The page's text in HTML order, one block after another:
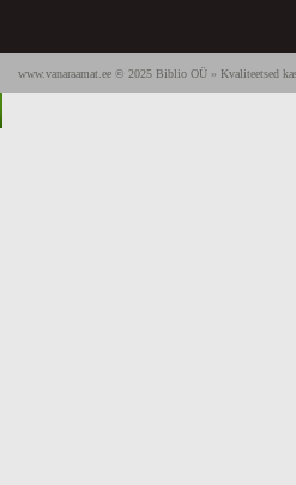
www.vanaraamat.ee © 2025 Biblio OÜ » Kvaliteetsed